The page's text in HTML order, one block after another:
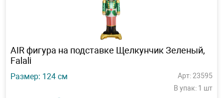
AIR фигура на подставке Щелкунчик Зеленый,
Falali
Размер: 124 см
Арт: 23595
В упак: 1 шт